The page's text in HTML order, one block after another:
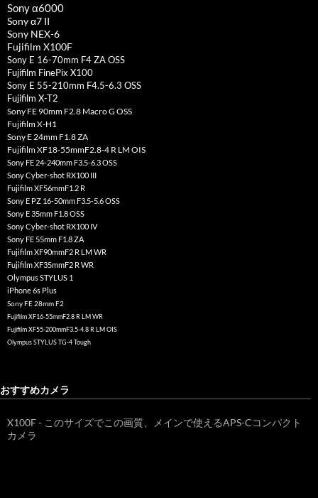
Sony α6000
Sony α7 II
Sony NEX-6
Fujifilm X100F
Sony E 16-70mm F4 ZA OSS
Fujifilm FinePix X100
Sony E 55-210mm F4.5-6.3 OSS
Fujifilm X-T2
Sony FE 90mm F2.8 Macro G OSS
Fujifilm X-H1
Sony E 24mm F1.8 ZA
Fujifilm XF18-55mmF2.8-4 R LM OIS
Sony FE 24-240mm F3.5-6.3 OSS
Sony Cyber-shot RX100 III
Fujifilm XF56mmF1.2 R
Sony E PZ 16-50mm F3.5-5.6 OSS
Sony E 35mm F1.8 OSS
Sony Cyber-shot RX100 IV
Sony FE 55mm F1.8 ZA
Fujifilm XF90mmF2 R LM WR
Fujifilm XF35mmF2 R WR
Olympus STYLUS 1
iPhone 6s Plus
Sony FE 28mm F2
Fujifilm XF16-55mmF2.8 R LM WR
Fujifilm XF55-200mmF3.5-4.8 R LM OIS
Olympus STYLUS TG-4 Tough
おすすめカメラ
X100F - このサイズでこの画質、メインで使えるAPS-Cコンパクト
カメラ